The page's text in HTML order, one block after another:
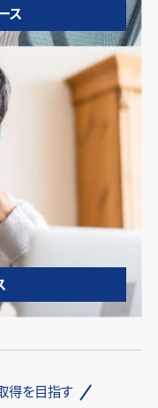
ス
得を目指す